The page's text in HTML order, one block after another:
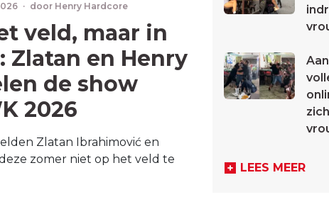
· door Henry Hardcore
veld, maar in
Zlatan en Henry
de show
2026
Zlatan Ibrahimović en
zomer niet op het veld te
LEES MEER